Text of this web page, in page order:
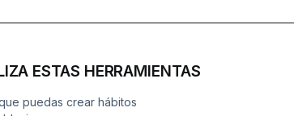
ESTAS HERRAMIENTAS
puedas crear hábitos